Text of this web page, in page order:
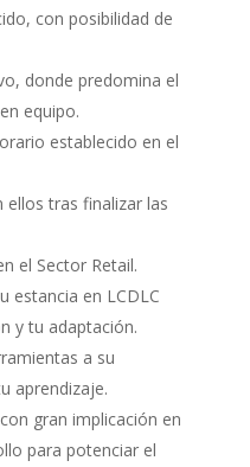
con posibilidad de
donde predomina el
equipo.
establecido en el
ellos tras finalizar las
el Sector Retail.
estancia en LCDLC
y tu adaptación.
a su
aprendizaje.
gran implicación en
para potenciar el